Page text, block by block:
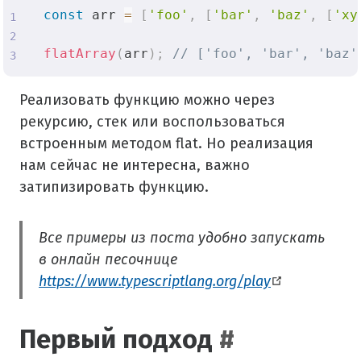
const arr = [ 'foo' , [ 'bar' , 'baz' , [
flatArray ( arr ) ; // ['foo', 'bar',
Реализовать функцию можно через
рекурсию, стек или воспользоваться
встроенным методом flat. Но реализация
нам сейчас не интересна, важно
затипизировать функцию.
Все примеры из поста удобно запускать
в онлайн песочнице
https://www.typescriptlang.org/play
Первый подход #